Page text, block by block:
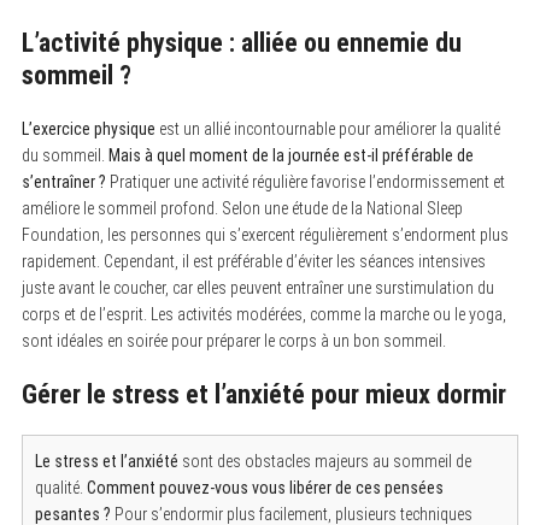
L’activité physique : alliée ou ennemie du
sommeil ?
L’exercice physique est un allié incontournable pour améliorer la qualité
du sommeil.
Mais à quel moment de la journée est-il préférable de
s’entraîner ? Pratiquer une activité régulière favorise l’endormissement et
améliore le sommeil profond. Selon une étude de la National Sleep
Foundation, les personnes qui s’exercent régulièrement s’endorment plus
rapidement. Cependant, il est préférable d’éviter les séances intensives
juste avant le coucher, car elles peuvent entraîner une surstimulation du
corps et de l’esprit. Les activités modérées, comme la marche ou le yoga,
sont idéales en soirée pour préparer le corps à un bon sommeil.
Gérer le stress et l’anxiété pour mieux dormir
Le stress et l’anxiété sont des obstacles majeurs au sommeil de
qualité. Comment pouvez-vous vous libérer de ces pensées
pesantes ? Pour s’endormir plus facilement, plusieurs techniques